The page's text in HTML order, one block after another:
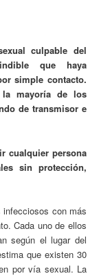
culpable del
que haya
simple contacto.
mayoría de los
de transmisor e
cualquier persona
sin protección,
infecciosos con más
Cada uno de ellos
según el lugar del
que existen 30
por vía sexual. La